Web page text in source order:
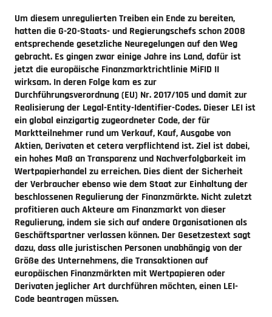
Um diesem unregulierten Treiben ein Ende zu bereiten,
hatten die G-20-Staats- und Regierungschefs schon 2008
entsprechende gesetzliche Neuregelungen auf den Weg
gebracht. Es gingen zwar einige Jahre ins Land, dafür ist
jetzt die europäische Finanzmarktrichtlinie MiFID II
wirksam. In deren Folge kam es zur
Durchführungsverordnung (EU) Nr. 2017/105 und damit zur
Realisierung der Legal-Entity-Identifier-Codes. Dieser LEI ist
ein global einzigartig zugeordneter Code, der für
Marktteilnehmer rund um Verkauf, Kauf, Ausgabe von
Aktien, Derivaten et cetera verpflichtend ist. Ziel ist dabei,
ein hohes Maß an Transparenz und Nachverfolgbarkeit im
Wertpapierhandel zu erreichen. Dies dient der Sicherheit
der Verbraucher ebenso wie dem Staat zur Einhaltung der
beschlossenen Regulierung der Finanzmärkte. Nicht zuletzt
profitieren auch Akteure am Finanzmarkt von dieser
Regulierung, indem sie sich auf andere Organisationen als
Geschäftspartner verlassen können. Der Gesetzestext sagt
dazu, dass alle juristischen Personen unabhängig von der
Größe des Unternehmens, die Transaktionen auf
europäischen Finanzmärkten mit Wertpapieren oder
Derivaten jeglicher Art durchführen möchten, einen LEI-
Code beantragen müssen.